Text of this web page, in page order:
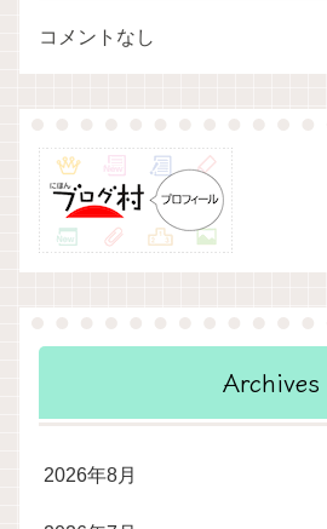
コメントなし
Archives
2026年8月